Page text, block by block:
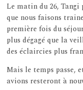
Le matin du 26,
que nous faisons
première fois du
plus dégagé que la
des éclaircies plus
Mais le temps passe,
avions resteront à